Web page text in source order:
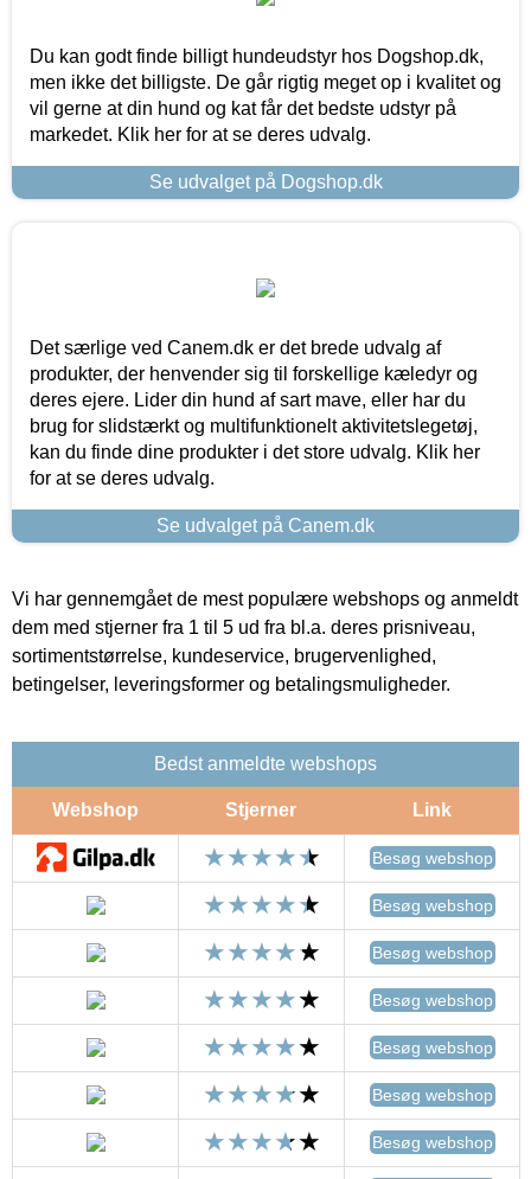
Du kan godt finde billigt hundeudstyr hos Dogshop.dk,
men ikke det billigste. De går rigtig meget op i kvalitet og
vil gerne at din hund og kat får det bedste udstyr på
markedet. Klik her for at se deres udvalg.
Se udvalget på Dogshop.dk
Det særlige ved Canem.dk er det brede udvalg af
produkter, der henvender sig til forskellige kæledyr og
deres ejere. Lider din hund af sart mave, eller har du
brug for slidstærkt og multifunktionelt aktivitetslegetøj,
kan du finde dine produkter i det store udvalg. Klik her
for at se deres udvalg.
Se udvalget på Canem.dk
Vi har gennemgået de mest populære webshops og anmeldt
dem med stjerner fra 1 til 5 ud fra bl.a. deres prisniveau,
sortimentstørrelse, kundeservice, brugervenlighed,
betingelser, leveringsformer og betalingsmuligheder.
Bedst anmeldte webshops
Webshop Stjerner Link
Besøg webshop
Besøg webshop
Besøg webshop
Besøg webshop
Besøg webshop
Besøg webshop
Besøg webshop